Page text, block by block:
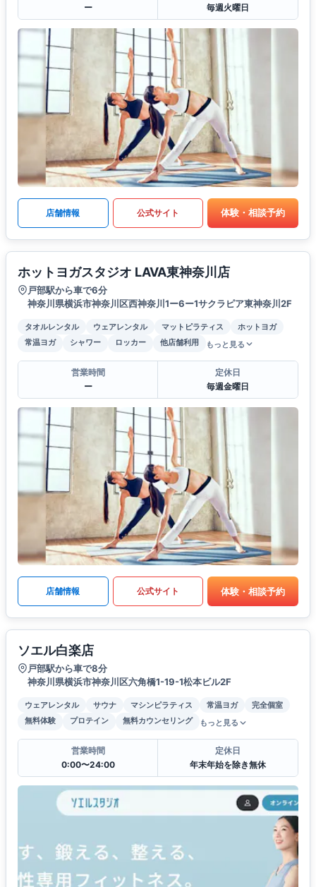
ー
毎週火曜日
店舗情報 公式サイト 体験・相談予約
ホットヨガスタジオ LAVA東神奈川店
戸部駅から車で6分
神奈川県横浜市神奈川区西神奈川1ー6ー1サクラピア東神奈川2F
タオルレンタル ウェアレンタル マットピラティス
ホットヨガ
常温ヨガ
シャワー ロッカー 他店舗利用 もっと見る
営業時間
ー
定休日
毎週金曜日
店舗情報 公式サイト 体験・相談予約
ソエル白楽店
戸部駅から車で8分
神奈川県横浜市神奈川区六角橋1-19-1松本ビル2F
ウェアレンタル サウナ マシンピラティス 常温ヨガ
完全個室
無料体験
プロテイン 無料カウンセリング もっと見る
営業時間
0:00〜24:00
定休日
年末年始を除き無休